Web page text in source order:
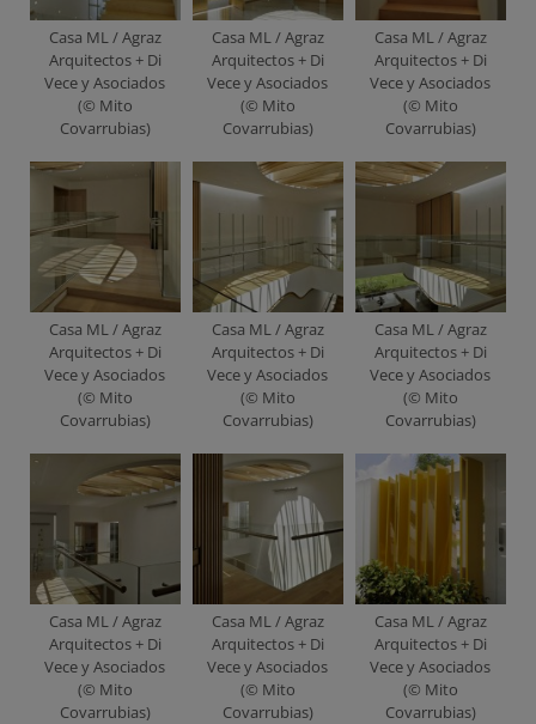
Casa ML / Agraz
Arquitectos + Di
Vece y Asociados
(© Mito
Covarrubias)
Casa ML / Agraz
Arquitectos + Di
Vece y Asociados
(© Mito
Covarrubias)
Casa ML / Agraz
Arquitectos + Di
Vece y Asociados
(© Mito
Covarrubias)
Casa ML / Agraz
Arquitectos + Di
Vece y Asociados
(© Mito
Covarrubias)
Casa ML / Agraz
Arquitectos + Di
Vece y Asociados
(© Mito
Covarrubias)
Casa ML / Agraz
Arquitectos + Di
Vece y Asociados
(© Mito
Covarrubias)
Casa ML / Agraz
Arquitectos + Di
Vece y Asociados
(© Mito
Covarrubias)
Casa ML / Agraz
Arquitectos + Di
Vece y Asociados
(© Mito
Covarrubias)
Casa ML / Agraz
Arquitectos + Di
Vece y Asociados
(© Mito
Covarrubias)